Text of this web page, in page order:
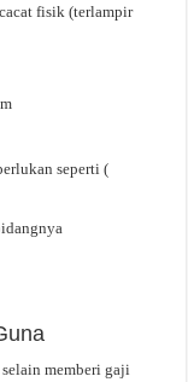
fisik (terlampir
seperti (
memberi gaji